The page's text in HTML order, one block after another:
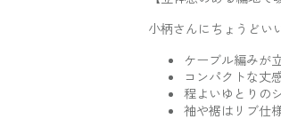
小柄さんにちょうどい
ケーブル編みが
コンパクトな丈
程よいゆとりの
袖や裾はリブ仕